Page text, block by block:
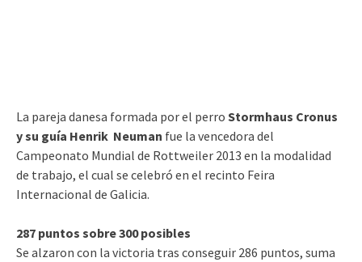
La pareja danesa formada por el perro Stormhaus Cronus
y su guía Henrik Neuman fue la vencedora del
Campeonato Mundial de Rottweiler 2013 en la modalidad
de trabajo, el cual se celebró en el recinto Feira
Internacional de Galicia.
287 puntos sobre 300 posibles
Se alzaron con la victoria tras conseguir 286 puntos, suma